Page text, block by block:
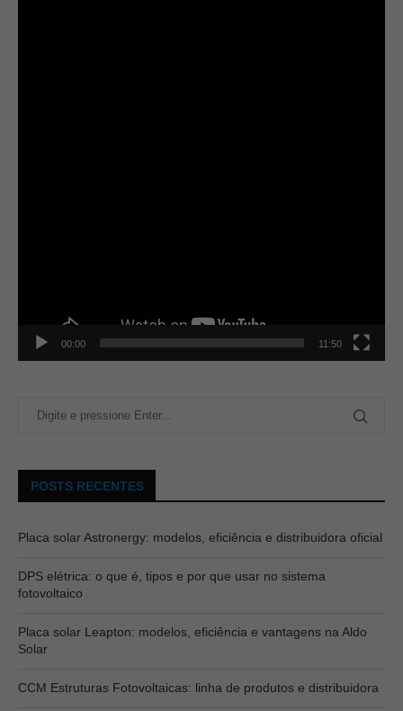
00:00 11:50
POSTS RECENTES
Placa solar Astronergy: modelos, eficiência e distribuidora oficial
DPS elétrica: o que é, tipos e por que usar no sistema
fotovoltaico
Placa solar Leapton: modelos, eficiência e vantagens na Aldo
Solar
CCM Estruturas Fotovoltaicas: linha de produtos e distribuidora